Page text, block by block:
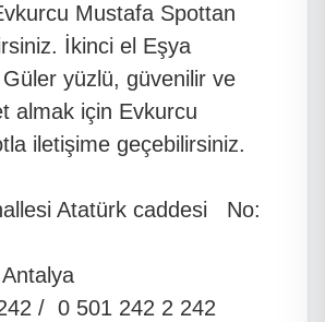
Mustafa Spottan
İkinci el Eşya
Güler yüzlü, güvenilir ve
almak için Evkurcu
iletişime geçebilirsiniz.
Atatürk caddesi No:
/ 0 501 242 2 242